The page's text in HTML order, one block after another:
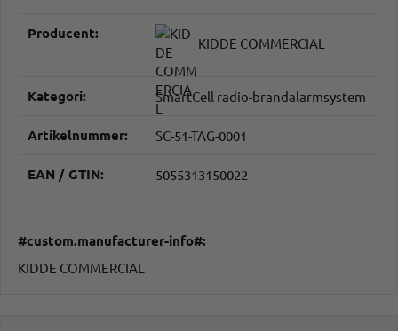
#productDetails.itemInformation#
#productDetails.itemValue#
Producent:
KIDDE COMMERCIAL
Kategori: SmartCell radio-brandalarmsystem
Artikelnummer: SC-51-TAG-0001
EAN / GTIN: 5055313150022
#custom.manufacturer-info#:
KIDDE COMMERCIAL